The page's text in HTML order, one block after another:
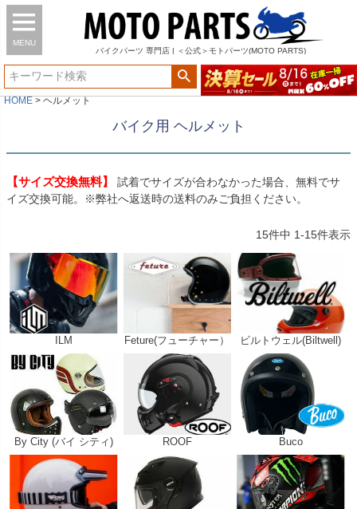
MENU
バイク パーツ 専門店 | ＜公式＞モトパーツ(MOTO PARTS)
HOME ヘルメット
バイク用 ヘルメット
【サイズ交換無料】
試着でサイズが合わなかった場合、無料でサ
イズ交換可能。※弊社へ返送時の送料のみご負担ください。
15件中 1-15件表示
ILM Feture(フューチャー） ビルトウェル(Biltwell)
By City (バイ シティ) ROOF Buco